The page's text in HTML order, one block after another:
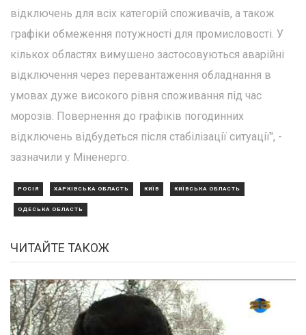
відключень для всіх категорій споживачів, а також
графіки обмеження потужності для промисловості. У
кількох областях вимушено застосовуються аварійні
відключення через перевантаження обладнання в
умовах дуже високого рівня споживання під час
морозів. Повернення до графіків погодинних
відключень відбудеться після стабілізації ситуації", -
зазначили у Міненерго.
РОСІЯ ХАРКІВСЬКА ОБЛАСТЬ КИЇВ КИЇВСЬКА ОБЛАСТЬ
ОДЕСЬКА ОБЛАСТЬ
ЧИТАЙТЕ ТАКОЖ